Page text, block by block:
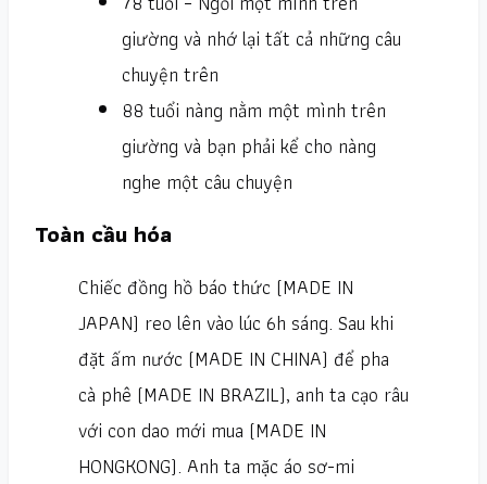
giường và nhớ lại tất cả những câu
chuyện trên
88 tuổi nàng nằm một mình trên
giường và bạn phải kể cho nàng
nghe một câu chuyện
Toàn cầu hóa
Chiếc đồng hồ báo thức (MADE IN
JAPAN) reo lên vào lúc 6h sáng. Sau khi
đặt ấm nước (MADE IN CHINA) để pha
cà phê (MADE IN BRAZIL), anh ta cạo râu
với con dao mới mua (MADE IN
HONGKONG). Anh ta mặc áo sơ-mi